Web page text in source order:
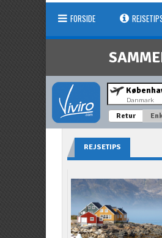
FORSIDE
Danmark
Retur
REJSETIPS